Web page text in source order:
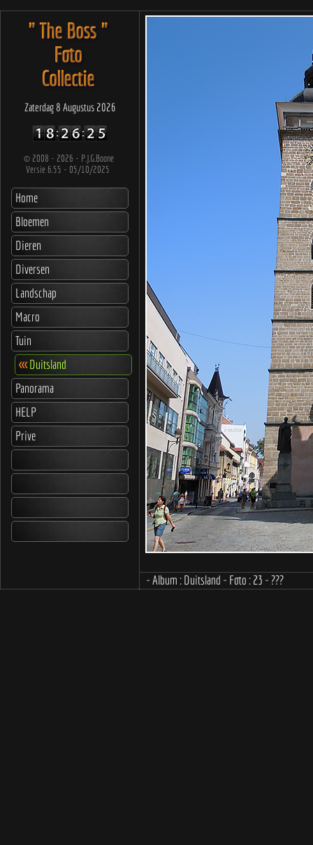
" The Boss "
Foto
Collectie
Zaterdag 8 Augustus 2026
© 2008 - 2026 - P.J.G.Boone
Versie 6.55 - 05/10/2025
Home
Bloemen
Dieren
Diversen
Landschap
Macro
Tuin
<<<Duitsland
Panorama
HELP
Prive
- Album : Duitsland - Foto : 23 - ???